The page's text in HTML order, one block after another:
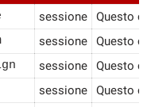
sessione
Questo
sessione
Questo
sessione
Questo
sessione Questo